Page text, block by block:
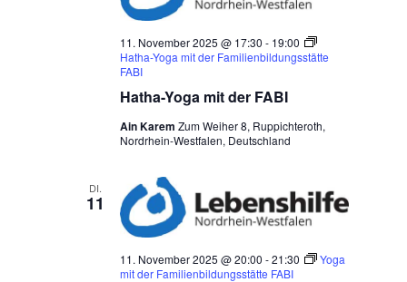
Hatha-Yoga mit der FABI
11. November 2025 @ 17:30 - 19:00
Hatha-Yoga mit der Familienbildungsstätte
FABI
Ain KaremZum Weiher 8, Ruppichteroth,
Nordrhein-Westfalen, Deutschland
DI.
11
11. November 2025 @ 20:00 -21:30
Yoga
mit der Familienbildungsstätte FABI